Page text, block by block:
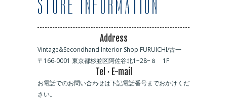
Address
Vintage&Secondhand Interior Shop FURUICHI/古一
〒166-0001 東京都杉並区阿佐谷北1−28−８ 1F
Tel · E-mail
お電話でのお問い合わせは下記電話番号までおかけくだ
さい。